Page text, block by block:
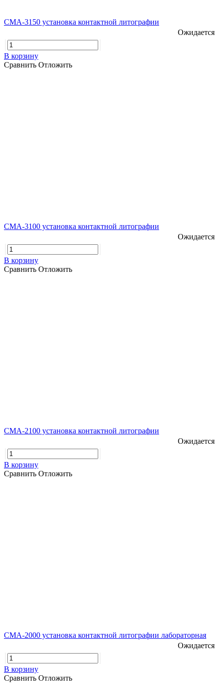
CMA-3150 установка контактной литографии
Ожидается
В корзину
Сравнить Отложить
CMA-3100 установка контактной литографии
Ожидается
В корзину
Сравнить Отложить
CMA-2100 установка контактной литографии
Ожидается
В корзину
Сравнить Отложить
CMA-2000 установка контактной литографии лабораторная
Ожидается
В корзину
Сравнить Отложить